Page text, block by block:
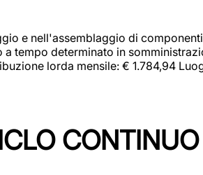
e nell'assemblaggio di
tempo determinato in
lorda mensile: € 1.784,94